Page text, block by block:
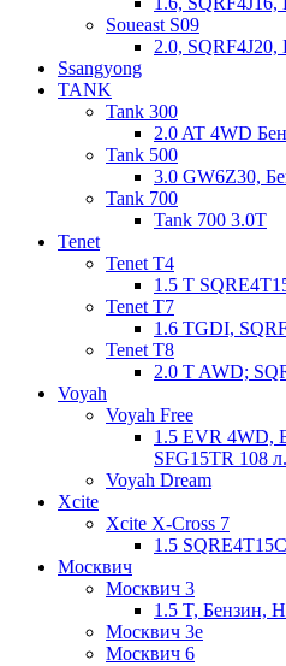
Soueast S09
2.0, SQRF4J20,
Ssangyong
TANK
Tank 300
2.0 AT 4WD
Tank 500
3.0 GW6Z30,
Tank 700
Tank 700 3.0T
Tenet
Tenet T4
1.5 T
Tenet T7
1.6 TGDI,
Tenet T8
2.0 T AWD;
Voyah
Voyah Free
1.5 EVR 4WD,
SFG15TR 108
Voyah Dream
Xcite
Xcite X-Cross 7
1.5
Москвич
Москвич 3
1.5 T, Бензин,
Москвич 3e
Москвич 6